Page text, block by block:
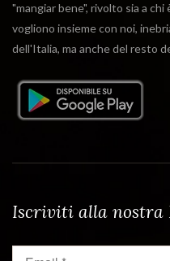
"mangiar bene", rivolto sia a
vogliono insieme con noi,
dell'Italia, ma anche del resto
Iscriviti alla nostra